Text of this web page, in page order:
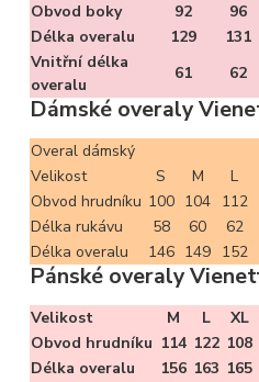
Obvod boky
92 96
Délka overalu
129 131
Vnitřní délka
overalu
61 62
Dámské overaly
Overal dámský
Velikost
S M L
Obvod hrudníku 100 104 112
Délka rukávu
58 60 62
Délka overalu
146 149 152
Pánské overaly
Velikost M L XL
Obvod hrudníku 114 122 108
Délka overalu
156 163 165